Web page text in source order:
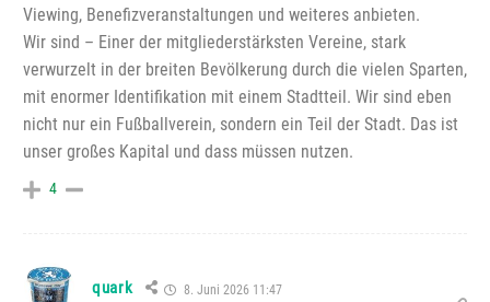
Viewing, Benefizveranstaltungen und weiteres anbieten.
Wir sind – Einer der mitgliederstärksten Vereine, stark
verwurzelt in der breiten Bevölkerung durch die vielen Sparten,
mit enormer Identifikation mit einem Stadtteil. Wir sind eben
nicht nur ein Fußballverein, sondern ein Teil der Stadt. Das ist
unser großes Kapital und dass müssen nutzen.
4
quark 8. Juni 2026 11:47